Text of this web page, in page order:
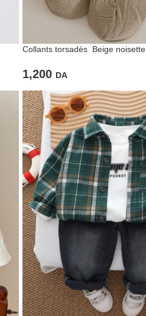
Collants torsadés Beige noisette
1,200 DA